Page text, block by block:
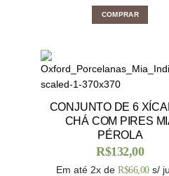
COMPRAR
CONJUNTO DE 6
CHÁ COM PIRES
PÉROLA
R$132,00
Em até 2x de R$66,00 s/